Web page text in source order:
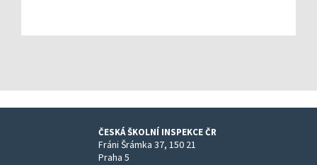
ČESKÁ ŠKOLNÍ INSPEKCE ČR
Fráni Šrámka 37, 150 21
Praha 5